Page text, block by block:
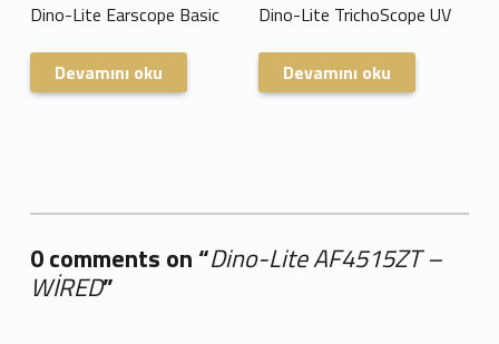
Dino-Lite Earscope Basic
Devamını oku
Dino-Lite TrichoScope UV
Devamını oku
0 comments on “Dino-Lite AF4515ZT –
WİRED”